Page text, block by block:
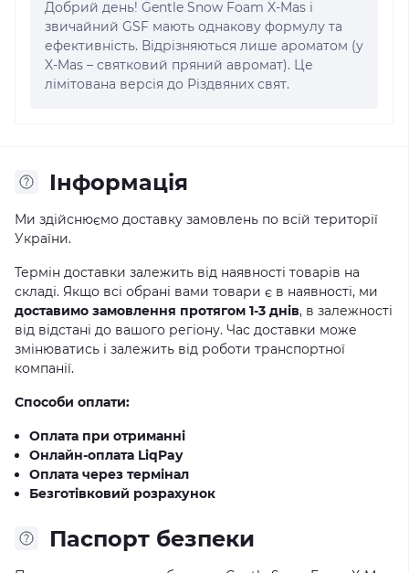
Добрий день! Gentle Snow Foam X-Mas і
звичайний GSF мають однакову формулу та
ефективність. Відрізняються лише ароматом (у
X-Mas – святковий пряний авромат). Це
лімітована версія до Різдвяних свят.
Iнформація
Ми здійснюємо доставку замовлень по всій території
України.
Термін доставки залежить від наявності товарів на
складі. Якщо всі обрані вами товари є в наявності, ми
доставимо замовлення протягом 1-3 днів, в залежності
від відстані до вашого регіону. Час доставки може
змінюватись і залежить від роботи транспортної
компанії.
Способи оплати:
Оплата при отриманні
Онлайн-оплата LiqPay
Оплата через термінал
Безготівковий розрахунок
Паспорт безпеки